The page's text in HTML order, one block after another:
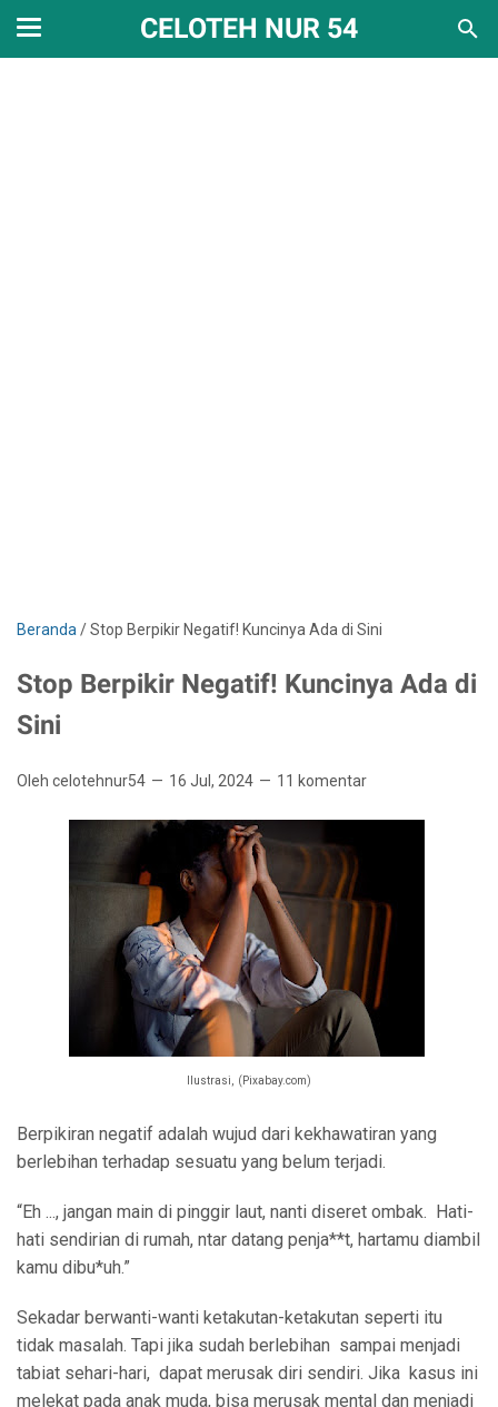
CELOTEH NUR 54
Beranda /Stop Berpikir Negatif! Kuncinya Ada di Sini
Stop Berpikir Negatif! Kuncinya Ada di
Sini
Oleh celotehnur54 16 Jul, 2024 11 komentar
Ilustrasi, (Pixabay.com)
Berpikiran negatif adalah wujud dari kekhawatiran yang
berlebihan terhadap sesuatu yang belum terjadi.
“Eh ..., jangan main di pinggir laut, nanti diseret ombak. Hati-
hati sendirian di rumah, ntar datang penja**t, hartamu diambil
kamu dibu*uh.”
Sekadar berwanti-wanti ketakutan-ketakutan seperti itu
tidak masalah. Tapi jika sudah berlebihan sampai menjadi
tabiat sehari-hari, dapat merusak diri sendiri. Jika kasus ini
melekat pada anak muda, bisa merusak mental dan menjadi